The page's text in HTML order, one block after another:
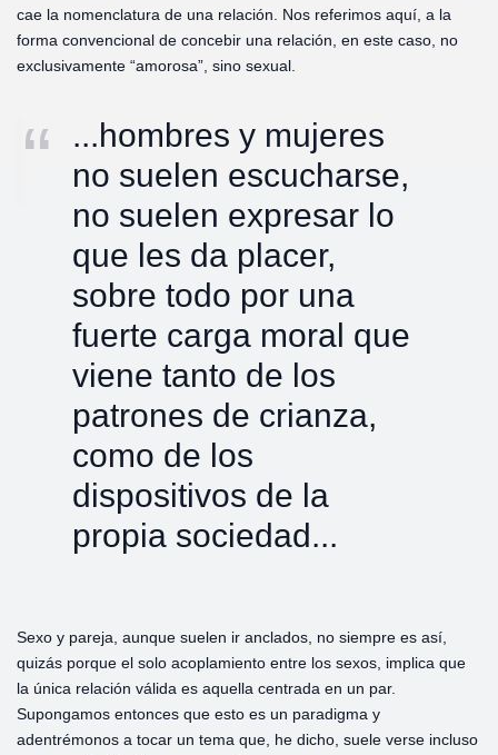
cae la nomenclatura de una relación. Nos referimos aquí, a la
forma convencional de concebir una relación, en este caso, no
exclusivamente “amorosa”, sino sexual.
...hombres y mujeres
no suelen escucharse,
no suelen expresar lo
que les da placer,
sobre todo por una
fuerte carga moral que
viene tanto de los
patrones de crianza,
como de los
dispositivos de la
propia sociedad...
Sexo y pareja, aunque suelen ir anclados, no siempre es así,
quizás porque el solo acoplamiento entre los sexos, implica que
la única relación válida es aquella centrada en un par.
Supongamos entonces que esto es un paradigma y
adentrémonos a tocar un tema que, he dicho, suele verse incluso